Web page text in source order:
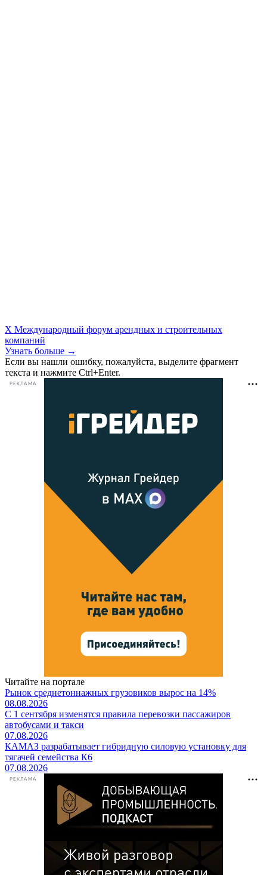
X Международный форум арендных и строительных
компаний
Узнать больше →
Если вы нашли ошибку, пожалуйста, выделите фрагмент
текста и нажмите Ctrl+Enter.
РЕКЛАМА
Читайте на портале
Рынок среднетоннажных грузовиков вырос на 14%
08.08.2026
С 1 сентября изменятся правила перевозки пассажиров
автобусами и такси
07.08.2026
КАМАЗ разрабатывает гибридную силовую установку для
тягачей семейства К6
07.08.2026
РЕКЛАМА